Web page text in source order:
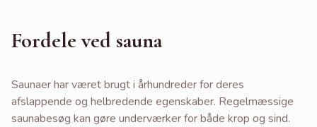
Saunagus for Alle
Massage til Små Firmaer
Udkørende Massage
Fordele ved sauna
Saunaer har været brugt i århundreder for deres
afslappende og helbredende egenskaber. Regelmæssige
saunabesøg kan gøre underværker for både krop og sind.